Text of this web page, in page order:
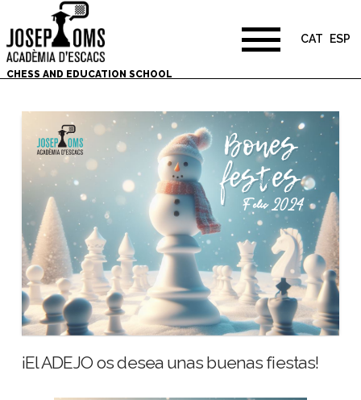
CHESS AND EDUCATION SCHOOL
CAT ESP
¡El ADEJO os desea unas buenas fiestas!